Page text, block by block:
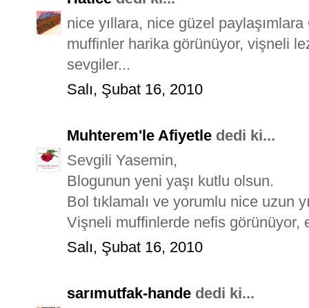
nice yıllara, nice güzel
muffinler harika görünüyor, vişneli
sevgiler...
Salı, Şubat 16, 2010
Muhterem'le Afiyetle dedi ki...
Sevgili Yasemin,
Blogunun yeni yaşı kutlu olsun.
Bol tıklamalı ve yorumlu nice uzun
Vişneli muffinlerde nefis görünüyor,
Salı, Şubat 16, 2010
sarımutfak-hande dedi ki...